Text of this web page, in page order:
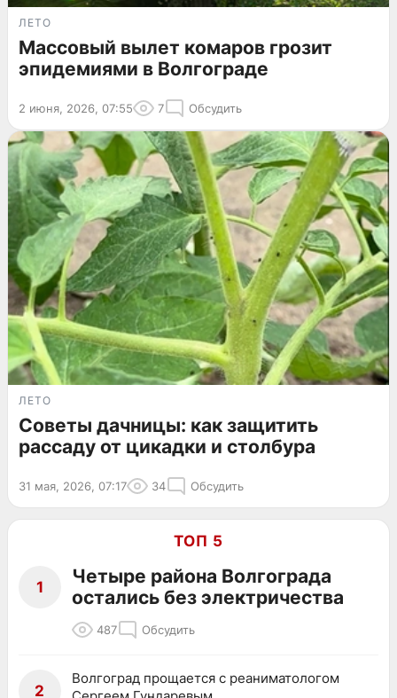
ЛЕТО
Массовый вылет комаров грозит
эпидемиями в Волгограде
2 июня, 2026, 07:55 7 Обсудить
ЛЕТО
Советы дачницы: как защитить
рассаду от цикадки и столбура
31 мая, 2026, 07:17 34 Обсудить
ТОП 5
1
Четыре района Волгограда
остались без электричества
487 Обсудить
2
Волгоград прощается с реаниматологом